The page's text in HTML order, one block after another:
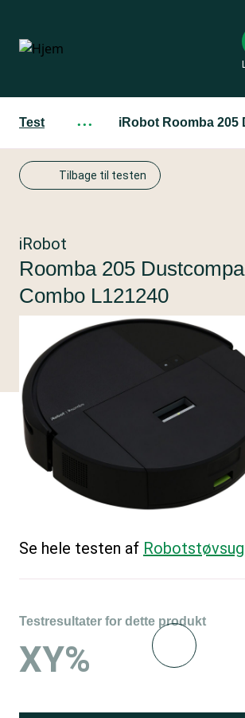
hovedindhold
Test ··· iRobot Roomba 205
Tilbage til testen
iRobot
Roomba 205
Combo L121240
Se hele testen af
Testresultater for dette produkt
XY%